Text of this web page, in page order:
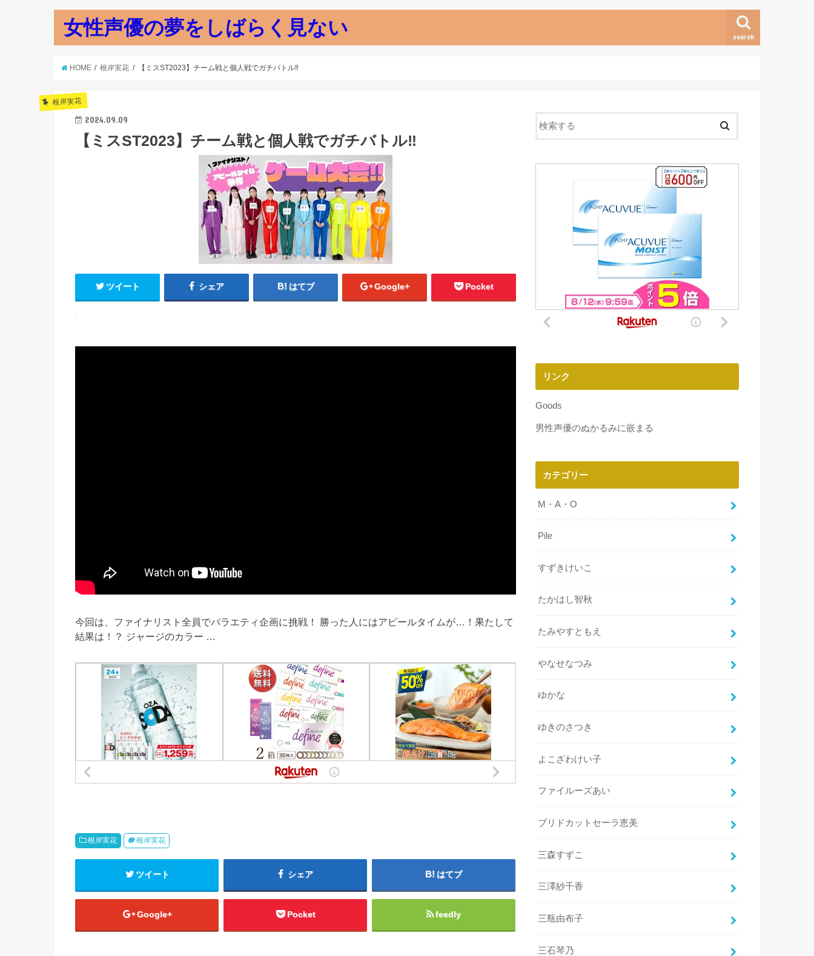
女性声優の夢をしばらく見ない search
HOME 根岸実花 【ミスST2023】チーム戦と個人戦でガチバトル‼
根岸実花
2024.09.09
【ミスST2023】チーム戦と個人戦でガチバトル‼
ツイート シェア はてブ Google+ Pocket
今回は、ファイナリスト全員でバラエティ企画に挑戦！ 勝った人にはアピールタイムが…！果たして
結果は！？ ジャージのカラー …
根岸実花 根岸実花
ツイート シェア はてブ
Google+ Pocket feedly
リンク
Goods
男性声優のぬかるみに嵌まる
カテゴリー
M・A・O
Pile
すずきけいこ
たかはし智秋
たみやすともえ
やなせなつみ
ゆかな
ゆきのさつき
よこざわけい子
ファイルーズあい
ブリドカットセーラ恵美
三森すずこ
三澤紗千香
三瓶由布子
三石琴乃